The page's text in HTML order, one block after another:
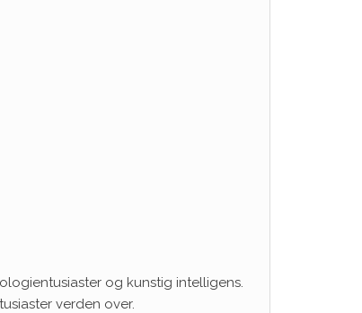
og kunstig intelligens.
verden over.